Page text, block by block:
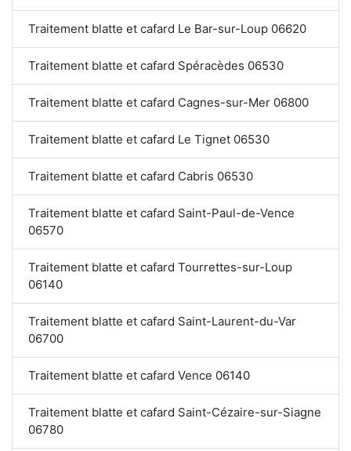
Traitement blatte et cafard Le Bar-sur-Loup 06620
Traitement blatte et cafard Spéracèdes 06530
Traitement blatte et cafard Cagnes-sur-Mer 06800
Traitement blatte et cafard Le Tignet 06530
Traitement blatte et cafard Cabris 06530
Traitement blatte et cafard Saint-Paul-de-Vence
06570
Traitement blatte et cafard Tourrettes-sur-Loup
06140
Traitement blatte et cafard Saint-Laurent-du-Var
06700
Traitement blatte et cafard Vence 06140
Traitement blatte et cafard Saint-Cézaire-sur-Siagne
06780